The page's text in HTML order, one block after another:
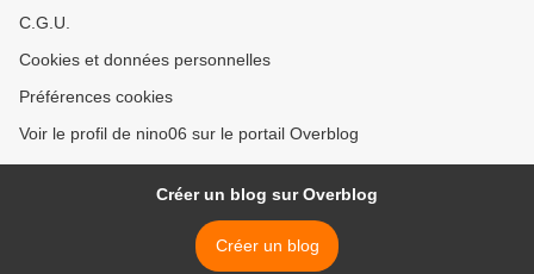
C.G.U.
Cookies et données personnelles
Préférences cookies
Voir le profil de nino06 sur le portail Overblog
Créer un blog sur Overblog
Créer un blog